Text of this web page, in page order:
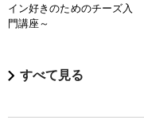
イン好きのためのチーズ入
門講座～
すべて見る